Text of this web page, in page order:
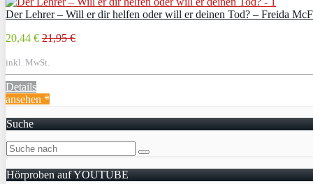
Der Lehrer – Will er dir helfen oder will er deinen Tod? – Freida
20,44 € 21,95 €
inkl. MwSt.
Details
ansehen *
Suche
Hörproben auf YOUTUBE